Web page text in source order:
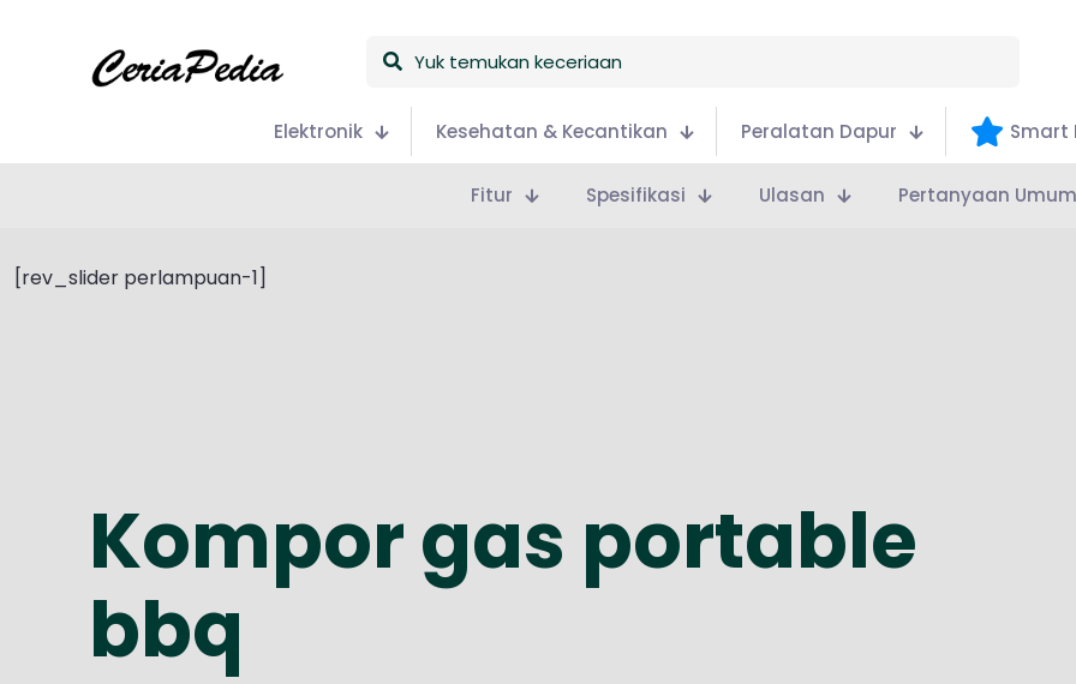
Yuk
keceriaan
Elektronik Kesehatan & Kecantikan Peralatan Dapur Smart
Fitur Spesifikasi Ulasan Pertanyaan Umum
[rev_slider perlampuan-1]
Kompor gas portable
bbq